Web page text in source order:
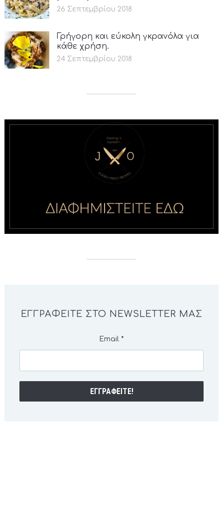
26 Σεπτεμβρίου 2018
Γρήγορη και εύκολη γκρανόλα για
κάθε χρήση.
24 Σεπτεμβρίου 2018
ΕΓΓΡΑΦΕΊΤΕ ΣΤΟ NEWSLETTER ΜΑΣ
Email *